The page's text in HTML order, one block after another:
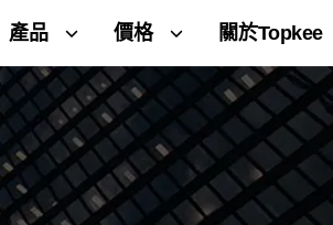
產品 價格 關於Topkee